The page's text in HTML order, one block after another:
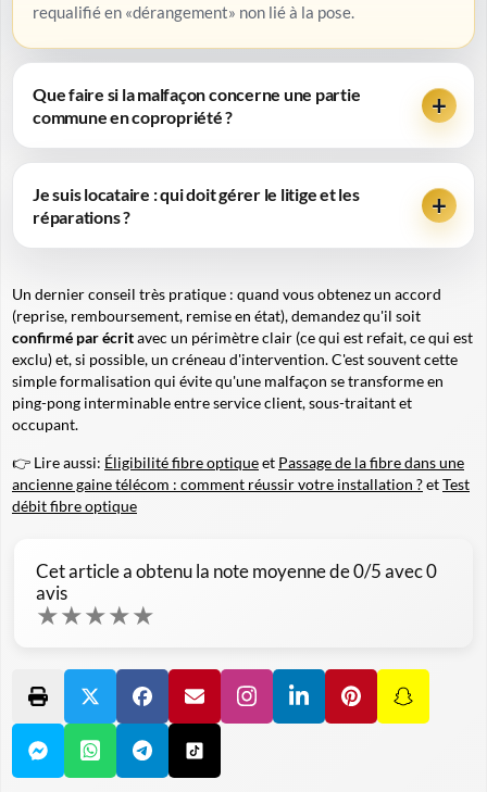
requalifié en «dérangement» non lié à la pose.
Que faire si la malfaçon concerne une partie
commune en copropriété ?
Je suis locataire : qui doit gérer le litige et les
réparations ?
Un dernier conseil très pratique : quand vous obtenez un accord
(reprise, remboursement, remise en état), demandez qu'il soit
confirmé par écritavec un périmètre clair (ce qui est refait, ce qui est
exclu) et, si possible, un créneau d'intervention. C'est souvent cette
simple formalisation qui évite qu'une malfaçon se transforme en
ping-pong interminable entre service client, sous-traitant et
occupant.
👉 Lire aussi: Éligibilité fibre optiqueet Passage de la fibre dans une
ancienne gaine télécom : comment réussir votre installation ?etTest
débit fibre optique
Cet article a obtenu la note moyenne de0/5 avec0
avis
★★★★★